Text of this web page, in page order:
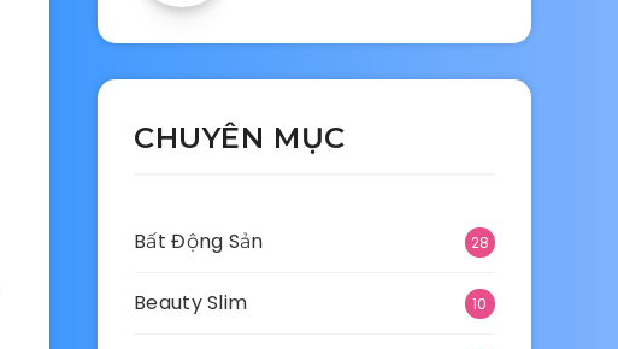
CHUYÊN MỤC
Bất Động Sản 28
Beauty Slim 10